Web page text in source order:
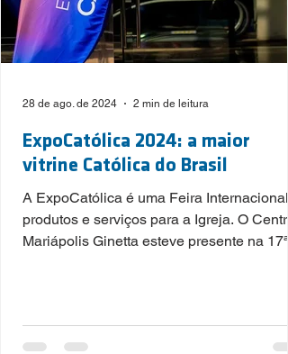
ExpoCatólica 2024: a maior
vitrine Católica do Brasil
A ExpoCatólica é uma Feira Internacional
produtos e serviços para a Igreja. O Centro
Mariápolis Ginetta esteve presente na 17ª
28 de ago. de 2024 2 min de leitura